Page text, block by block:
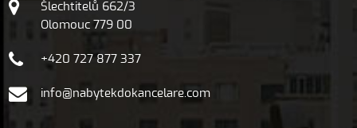
Šlechtitelů 662/3
Olomouc 779 00
+420 727 877 337
info@nabytekdokancelare.com